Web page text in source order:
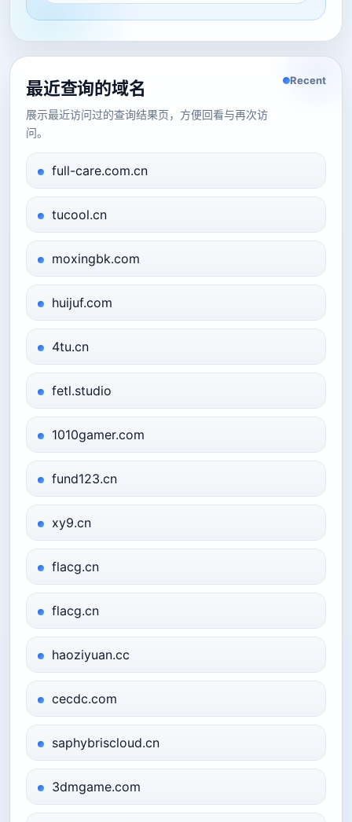
最近查询的域名
展示最近访问过的查询结果页，方便回看与再次访
问。
Recent
full-care.com.cn
tucool.cn
moxingbk.com
huijuf.com
4tu.cn
fetl.studio
1010gamer.com
fund123.cn
xy9.cn
flacg.cn
flacg.cn
haoziyuan.cc
cecdc.com
saphybriscloud.cn
3dmgame.com